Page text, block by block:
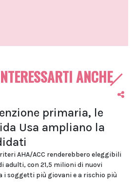
ANCHE
primaria, le
Usa ampliano la
AHA/ACC renderebbero eleggibili
adulti, con 21,5 milioni di nuovi
soggetti più giovani e a rischio più